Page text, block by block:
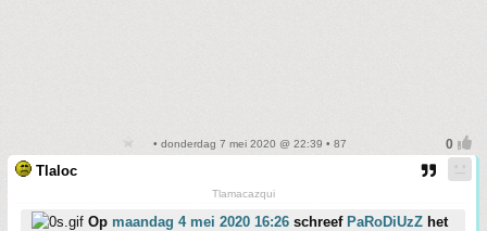
• donderdag 7 mei 2020 @ 22:39 • 87
Tlaloc
Tlamacazqui
Op maandag 4 mei 2020 16:26 schreef PaRoDiUzZ het